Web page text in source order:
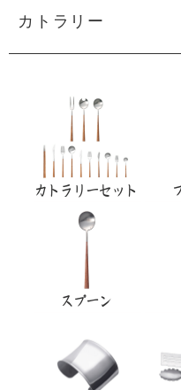
カトラリー